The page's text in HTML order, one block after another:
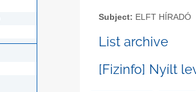
Subject: ELFT HÍRADÓ
List archive
[Fizinfo] Nyílt